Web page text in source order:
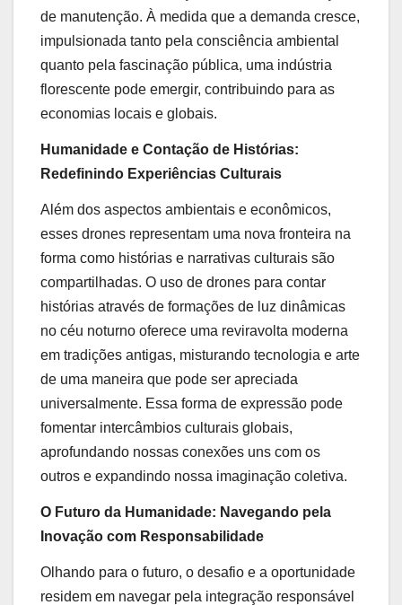
de manutenção. À medida que a demanda cresce,
impulsionada tanto pela consciência ambiental
quanto pela fascinação pública, uma indústria
florescente pode emergir, contribuindo para as
economias locais e globais.
Humanidade e Contação de Histórias:
Redefinindo Experiências Culturais
Além dos aspectos ambientais e econômicos,
esses drones representam uma nova fronteira na
forma como histórias e narrativas culturais são
compartilhadas. O uso de drones para contar
histórias através de formações de luz dinâmicas
no céu noturno oferece uma reviravolta moderna
em tradições antigas, misturando tecnologia e arte
de uma maneira que pode ser apreciada
universalmente. Essa forma de expressão pode
fomentar intercâmbios culturais globais,
aprofundando nossas conexões uns com os
outros e expandindo nossa imaginação coletiva.
O Futuro da Humanidade: Navegando pela
Inovação com Responsabilidade
Olhando para o futuro, o desafio e a oportunidade
residem em navegar pela integração responsável